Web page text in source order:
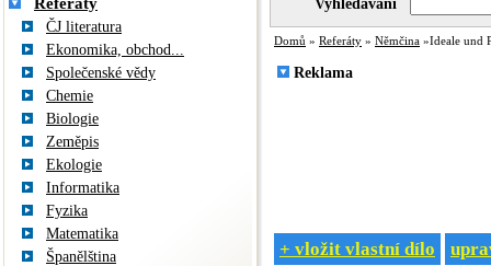
ČJ literatura
Ekonomika, obchod...
Společenské vědy
Chemie
Biologie
Zeměpis
Ekologie
Informatika
Fyzika
Matematika
Španělština
Vyhledávání
Domů » Referáty » Němčina »Ideale und
Reklama
+ vložit vlastní dílo